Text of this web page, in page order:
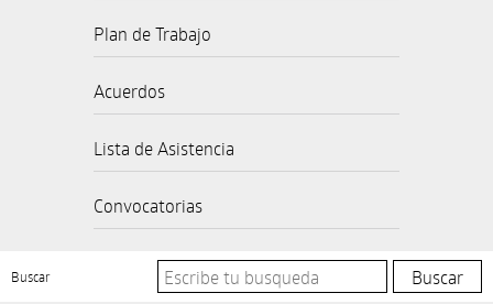
Plan de Trabajo
Acuerdos
Lista de Asistencia
Convocatorias
Buscar